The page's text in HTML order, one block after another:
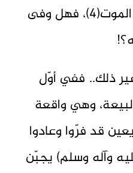
بعضها أنهم بايعوا على الموت(4)، فهل وفى
ذلك.. ففي أوّل
وهي واقعة
قد فرّوا وعادوا
وآله وسلم) يجبّن